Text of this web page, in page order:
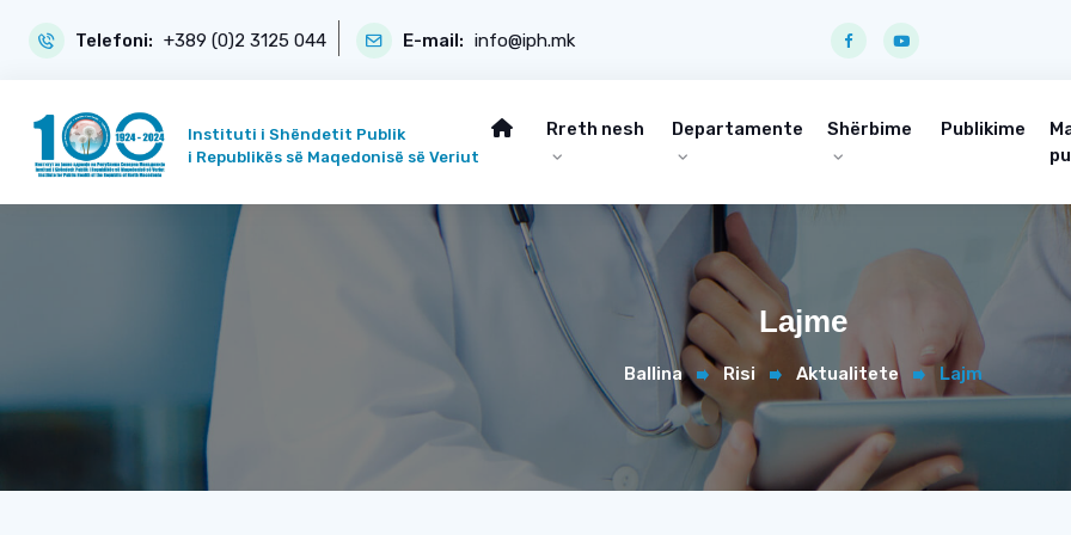
Telefoni: +389 (0)2 3125 044 E-mail: info@iph.mk
Instituti i Shëndetit Publik
i Republikës së Maqedonisë së Veriut
Rreth nesh Departamente Shërbime Publikime
Lajme
Ballina Risi Aktualitete Lajm